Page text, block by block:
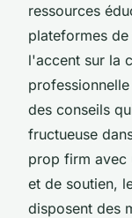
ressources
plateformes
l'accent sur la
des conseils
fructueuse
prop firm avec
et de soutien,
disposent des